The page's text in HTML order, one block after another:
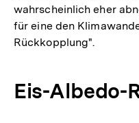
wahrscheinlich eher
für eine den
Rückkopplung".
Eis-Albedo-